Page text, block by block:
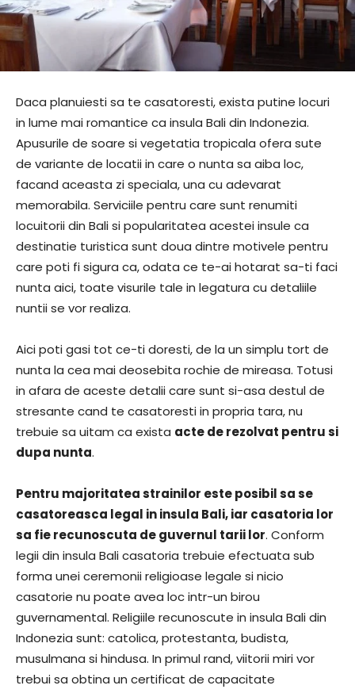
Daca planuiesti sa te casatoresti, exista putine locuri
in lume mai romantice ca insula Bali din Indonezia.
Apusurile de soare si vegetatia tropicala ofera sute
de variante de locatii in care o nunta sa aiba loc,
facand aceasta zi speciala, una cu adevarat
memorabila. Serviciile pentru care sunt renumiti
locuitorii din Bali si popularitatea acestei insule ca
destinatie turistica sunt doua dintre motivele pentru
care poti fi sigura ca, odata ce te-ai hotarat sa-ti faci
nunta aici, toate visurile tale in legatura cu detaliile
nuntii se vor realiza.
Aici poti gasi tot ce-ti doresti, de la un simplu tort de
nunta la cea mai deosebita rochie de mireasa. Totusi
in afara de aceste detalii care sunt si-asa destul de
stresante cand te casatoresti in propria tara, nu
trebuie sa uitam ca exista acte de rezolvat pentru si
dupa nunta.
Pentru majoritatea strainilor este posibil sa se
casatoreasca legal in insula Bali, iar casatoria lor
sa fie recunoscuta de guvernul tarii lor. Conform
legii din insula Bali casatoria trebuie efectuata sub
forma unei ceremonii religioase legale si nicio
casatorie nu poate avea loc intr-un birou
guvernamental. Religiile recunoscute in insula Bali din
Indonezia sunt: catolica, protestanta, budista,
musulmana si hindusa. In primul rand, viitorii miri vor
trebui sa obtina un certificat de capacitate